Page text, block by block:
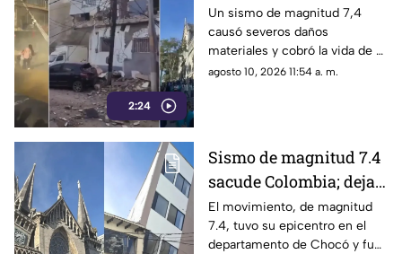
2:24
causa estragos y
muertos | VIDEO
Un sismo de magnitud 7,4
causó severos daños
materiales y cobró la vida de al
menos 18 personas. Las
agosto 10, 2026 11:54 a. m.
Sismo de magnitud 7.4
sacude Colombia; deja
muertos y heridos
El movimiento, de magnitud
7.4, tuvo su epicentro en el
departamento de Chocó y fue